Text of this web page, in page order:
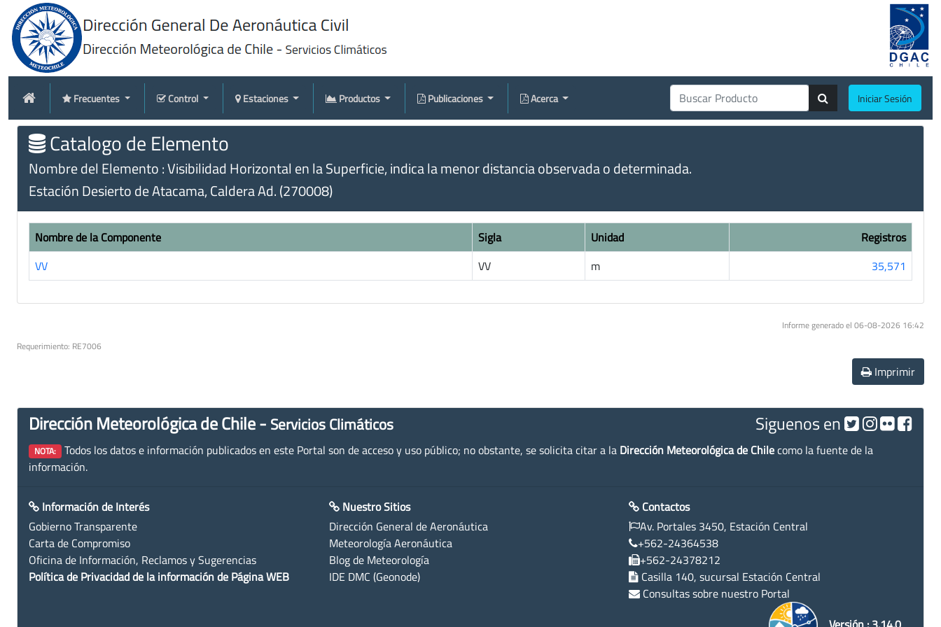
Frecuentes Control Estaciones Productos Publicaciones Acerca Iniciar Sesión
Catalogo de Elemento
Nombre del Elemento : Visibilidad Horizontal en la Superficie, indica la menor distancia observada o determinada.
Estación Desierto de Atacama, Caldera Ad. (270008)
Nombre de la Componente Sigla Unidad
Registros
VV
VV m 35,571
Informe generado el 06-08-2026 16:42
Requerimiento: RE7006
Imprimir
Dirección Meteorológica de Chile - Servicios Climáticos Siguenos en
NOTA: Todos los datos e información publicados en este Portal son de acceso y uso público; no obstante, se solicita citar a la Dirección Meteorológica de Chilecomo la fuente de la
información.
Información de Interés
Gobierno Transparente
Carta de Compromiso
Oficina de Información, Reclamos y Sugerencias
Política de Privacidad de la información de Página WEB
Nuestro Sitios
Dirección General de Aeronáutica
Meteorología Aeronáutica
Blog de Meteorología
IDE DMC (Geonode)
Contactos
Av. Portales 3450, Estación Central
+562-24364538
+562-24378212
Casilla 140, sucursal Estación Central
Consultas sobre nuestro Portal